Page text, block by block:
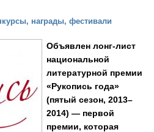
награды, фестивали
Объявлен лонг-лист
национальной
литературной премии
«Рукопись года»
(пятый сезон, 2013–
2014) — первой
премии, которая